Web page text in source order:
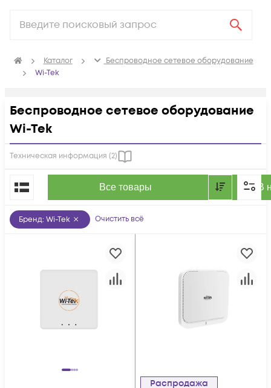
Каталог
Беспроводное сетевое оборудование
Wi-Tek
Беспроводное сетевое оборудование
Wi-Tek
Техническая информация (2)
Все товары В
По популярности
Бренд: Wi-Tek Очистить всё
Распродажа